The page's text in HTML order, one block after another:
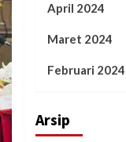
April 2024
Maret 2024
Februari 2024
Arsip